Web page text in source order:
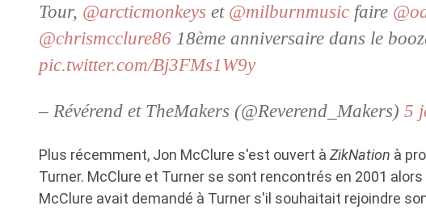
Tour, @arcticmonkeys et @milburnmusic faire
@chrismcclure86 18ème anniversaire dans le
pic.twitter.com/Bj3FMs1W9y
– Révérend et TheMakers (@Reverend_Makers) 5
Plus récemment, Jon McClure s'est ouvert à ZikNation à
Turner. McClure et Turner se sont rencontrés en 2001
McClure avait demandé à Turner s'il souhaitait rejoindre